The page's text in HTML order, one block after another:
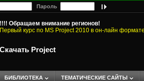
Пароль
!!!! Обращаем внимание регионов!
Первый курс по MS Project 2010 в он-лайн
Скачать Project
БИБЛИОТЕКА ТЕМАТИЧЕСКИЕ САЙТЫ